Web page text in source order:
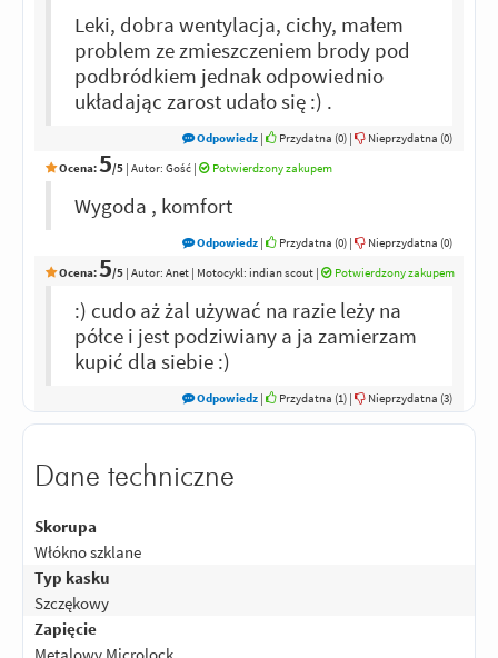
Leki, dobra wentylacja, cichy, małem
problem ze zmieszczeniem brody pod
podbródkiem jednak odpowiednio
układając zarost udało się :) .
Odpowiedz | Przydatna (0) | Nieprzydatna (0)
Ocena:5/5 | Autor: Gość | Potwierdzony zakupem
Wygoda , komfort
Odpowiedz | Przydatna (0) | Nieprzydatna (0)
Ocena:5/5 | Autor: Anet | Motocykl: indian scout | Potwierdzony zakupem
:) cudo aż żal używać na razie leży na
półce i jest podziwiany a ja zamierzam
kupić dla siebie :)
Odpowiedz | Przydatna (1) | Nieprzydatna (3)
Dane techniczne
Skorupa
Włókno szklane
Typ kasku
Szczękowy
Zapięcie